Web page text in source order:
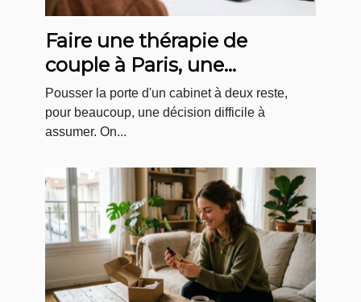
Faire une thérapie de
couple à Paris, une
démarche plus courante
qu'on ne le pense !
Pousser la porte d'un cabinet à deux reste,
pour beaucoup, une décision difficile à
assumer. On...